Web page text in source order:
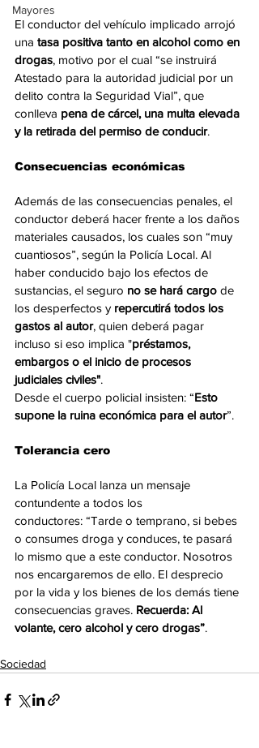
Mayores
El conductor del vehículo implicado arrojó
una tasa positiva tanto en alcohol como en
drogas, motivo por el cual “se instruirá
Atestado para la autoridad judicial por un
delito contra la Seguridad Vial”, que
conlleva pena de cárcel, una multa elevada
y la retirada del permiso de conducir.
Consecuencias económicas
Además de las consecuencias penales, el
conductor deberá hacer frente a los daños
materiales causados, los cuales son “muy
cuantiosos”, según la Policía Local. Al
haber conducido bajo los efectos de
sustancias, el seguro no se hará cargo de
los desperfectos y repercutirá todos los
gastos al autor, quien deberá pagar
incluso si eso implica "préstamos,
embargos o el inicio de procesos
judiciales civiles".
Desde el cuerpo policial insisten: “Esto
supone la ruina económica para el autor”.
Tolerancia cero
La Policía Local lanza un mensaje
contundente a todos los
conductores: “Tarde o temprano, si bebes
o consumes droga y conduces, te pasará
lo mismo que a este conductor. Nosotros
nos encargaremos de ello. El desprecio
por la vida y los bienes de los demás tiene
consecuencias graves. Recuerda: Al
volante, cero alcohol y cero drogas”.
Sociedad